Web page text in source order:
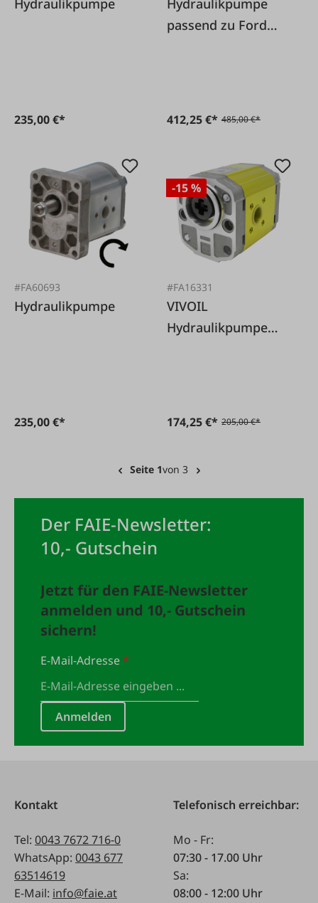
235,00 €*
passend zu Ford
412,25 €* 485,00 €*
#FA60693
Hydraulikpumpe
235,00 €*
-15 %
#FA16331
VIVOIL
Hydraulikpumpe
174,25 €* 205,00 €*
Seite 1von 3
Der FAIE-Newsletter:
10,- Gutschein
Jetzt für den FAIE-Newsletter
anmelden und 10,- Gutschein
sichern!
E-Mail-Adresse*
Anmelden
Kontakt
Tel: 0043 7672 716-0
WhatsApp: 0043 677
63514619
E-Mail: info@faie.at
Telefonisch erreichbar:
Mo - Fr:
07:30 - 17.00 Uhr
Sa:
08:00 - 12:00 Uhr